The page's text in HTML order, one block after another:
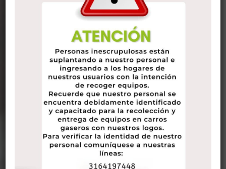
OFICINAS ADMINISTRATIVAS
Carrera 13 N° 98-21 – Chico
Cel. 316 875 7735
contabilidad@oxicare.com.co
Puntos de distribución
CUNDINAMARCA
ESCUELA MILITAR– BOGOTÁ
Cra 53 #78-41 – Gaitan
Cel. 318 517 5392 – 316 419 7448